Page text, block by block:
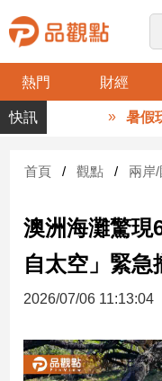
熱門 財經
品
觀
財
台
財
新
產
經/
暑假玩
首頁 觀點 兩岸
澳洲海灘驚現
自太空」緊急
2026/07/06 11:13:04